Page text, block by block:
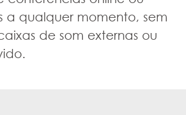
a qualquer momento, sem
de som externas ou